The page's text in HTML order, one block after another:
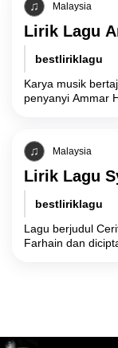
Malaysia
Lirik Lagu
bestliriklagu
Karya musik
penyanyi Ammar
Malaysia
Lirik Lagu
bestliriklagu
Lagu berjudul
Farhain dan